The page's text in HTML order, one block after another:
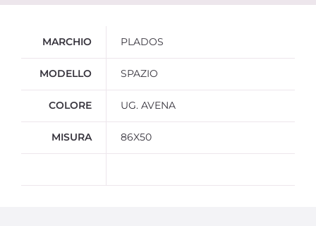
MARCHIO PLADOS
MODELLO SPAZIO
COLORE UG. AVENA
MISURA 86X50